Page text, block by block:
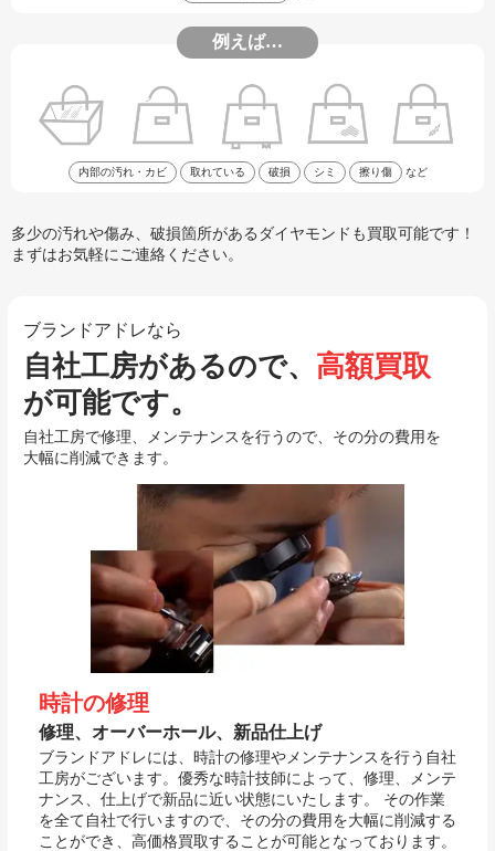
例えば…
内部の汚れ・カビ 取れている 破損 シミ 擦り傷 など
多少の汚れや傷み、破損箇所があるダイヤモンドも買取可能です！
まずはお気軽にご連絡ください。
ブランドアドレなら
自社工房があるので、 高額買取
が可能です。
自社工房で修理、メンテナンスを行うので、その分の費用を
大幅に削減できます。
時計の修理
修理、オーバーホール、新品仕上げ
ブランドアドレには、時計の修理やメンテナンスを行う自社
工房がございます。優秀な時計技師によって、修理、メンテ
ナンス、仕上げで新品に近い状態にいたします。 その作業
を全て自社で行いますので、その分の費用を大幅に削減する
ことができ、高価格買取することが可能となっております。